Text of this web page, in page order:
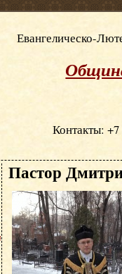
Евангелическо-
Контакты: +7
Пастор